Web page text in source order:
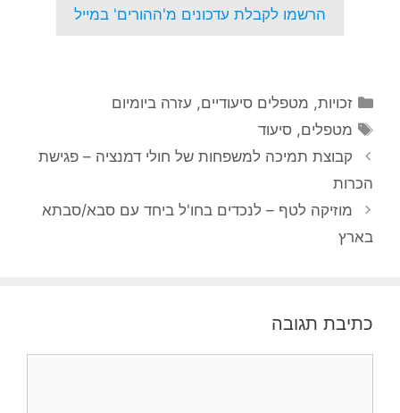
הרשמו לקבלת עדכונים מ'ההורים' במייל
קטגוריות
זכויות, מטפלים סיעודיים, עזרה ביומיום
תגיות
מטפלים,סיעוד
קבוצת תמיכה למשפחות של חולי דמנציה – פגישת
הכרות
מוזיקה לטף – לנכדים בחו'ל ביחד עם סבא/סבתא
בארץ
כתיבת תגובה